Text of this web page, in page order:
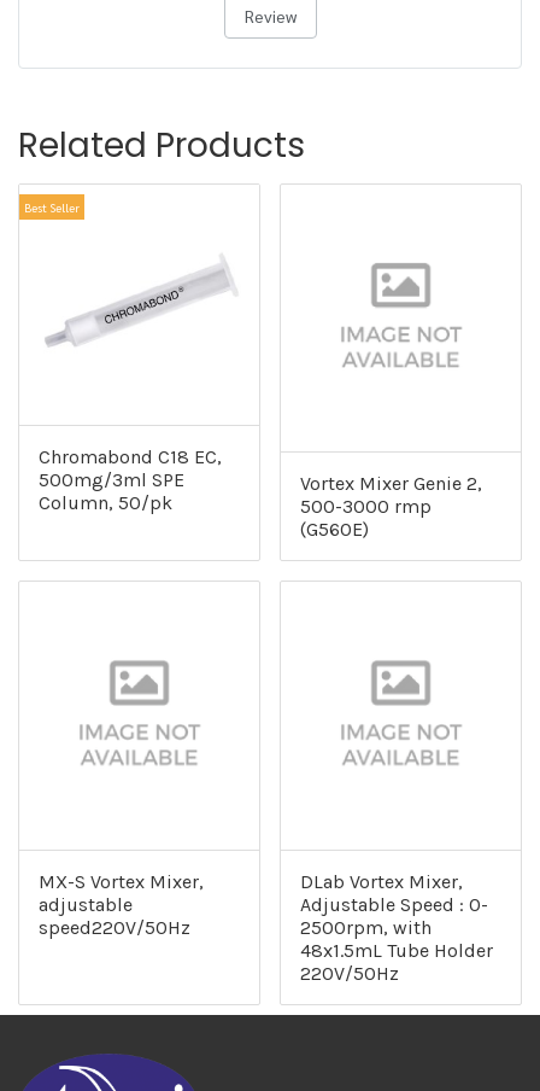
Review
Related Products
Best Seller
Chromabond C18 EC,
500mg/3ml SPE
Column, 50/pk
Vortex Mixer Genie 2,
500-3000 rmp
(G560E)
MX-S Vortex Mixer,
adjustable
speed220V/50Hz
DLab Vortex Mixer,
Adjustable Speed : 0-
2500rpm, with
48x1.5mL Tube Holder
220V/50Hz